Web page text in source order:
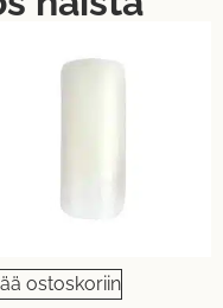
ostoskoriin